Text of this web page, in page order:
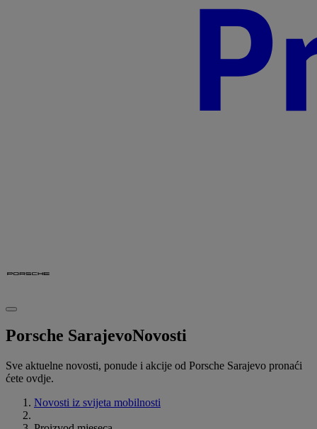
Porsche SarajevoNovosti
Sve aktuelne novosti, ponude i akcije od Porsche Sarajevo pronaći
ćete ovdje.
Novosti iz svijeta mobilnosti